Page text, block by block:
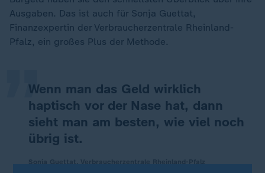
Ausgaben. Das ist auch für Sonja Guettat,
Finanzexpertin der Verbraucherzentrale Rheinland-
Pfalz, ein großes Plus der Methode.
Wenn man das Geld wirklich
haptisch vor der Nase hat, dann
sieht man am besten, wie viel noch
übrig ist.
„